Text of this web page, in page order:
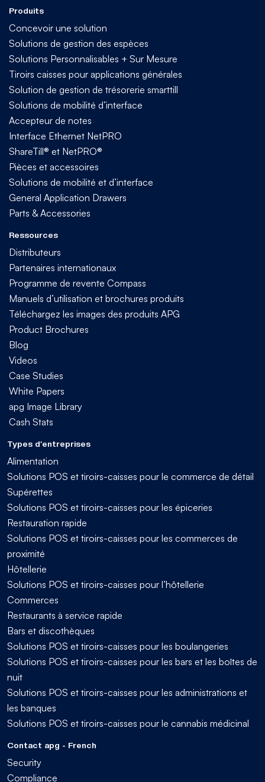
Produits
Concevoir une solution
Solutions de gestion des espèces
Solutions Personnalisables + Sur Mesure
Tiroirs caisses pour applications générales
Solution de gestion de trésorerie smarttill
Solutions de mobilité d’interface
Accepteur de notes
Interface Ethernet NetPRO
ShareTill® et NetPRO®
Pièces et accessoires
Solutions de mobilité et d’interface
General Application Drawers
Parts & Accessories
Ressources
Distributeurs
Partenaires internationaux
Programme de revente Compass
Manuels d’utilisation et brochures produits
Téléchargez les images des produits APG
Product Brochures
Blog
Videos
Case Studies
White Papers
apg Image Library
Cash Stats
Types d'entreprises
Alimentation
Solutions POS et tiroirs-caisses pour le commerce de détail
Supérettes
Solutions POS et tiroirs-caisses pour les épiceries
Restauration rapide
Solutions POS et tiroirs-caisses pour les commerces de
proximité
Hôtellerie
Solutions POS et tiroirs-caisses pour l’hôtellerie
Commerces
Restaurants à service rapide
Bars et discothèques
Solutions POS et tiroirs-caisses pour les boulangeries
Solutions POS et tiroirs-caisses pour les bars et les boîtes de
nuit
Solutions POS et tiroirs-caisses pour les administrations et
les banques
Solutions POS et tiroirs-caisses pour le cannabis médicinal
Contact apg - French
Security
Compliance